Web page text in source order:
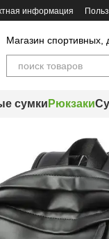
информация
Магазин спортивных,
сумки Рюкзаки